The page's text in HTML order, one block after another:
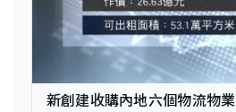
新創建收購內地六個物流物業